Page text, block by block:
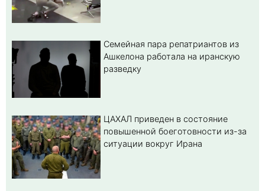
Семейная пара репатриантов из
Ашкелона работала на иранскую
разведку
ЦАХАЛ приведен в состояние
повышенной боеготовности из-за
ситуации вокруг Ирана